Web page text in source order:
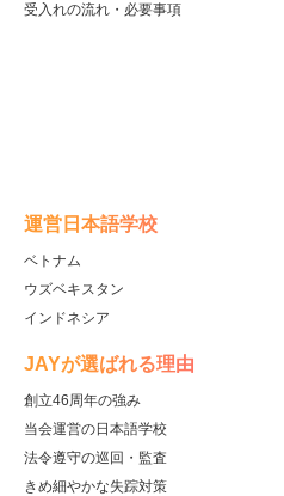
受入れの流れ・必要事項
運営日本語学校
ベトナム
ウズベキスタン
インドネシア
JAYが選ばれる理由
創立46周年の強み
当会運営の日本語学校
法令遵守の巡回・監査
きめ細やかな失踪対策